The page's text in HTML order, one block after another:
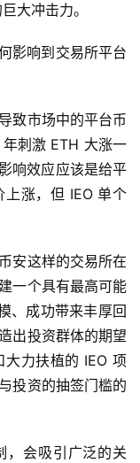
大冲击力。
影响到交易所平台
致市场中的平台币
刺激 ETH 大涨一
响效应应该是给平
上涨，但 IEO 单个
安这样的交易所在
一个具有最高可能
、成功带来丰厚回
出投资群体的期望
力扶植的 IEO 项
投资的抽签门槛的
，会吸引广泛的关